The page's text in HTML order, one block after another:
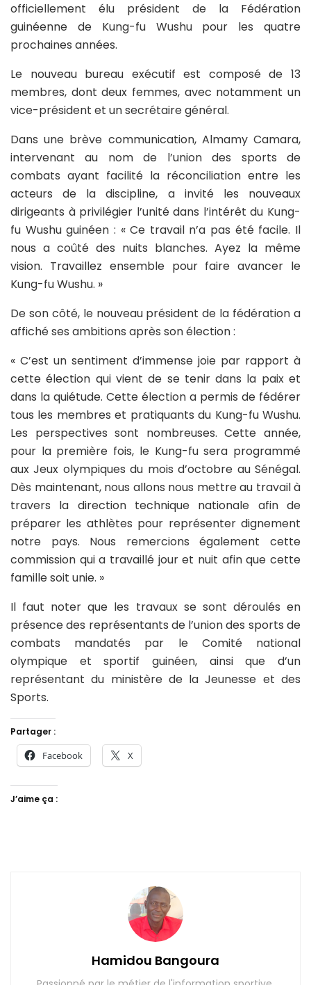
officiellement élu président de la Fédération
guinéenne de Kung-fu Wushu pour les quatre
prochaines années.
Le nouveau bureau exécutif est composé de 13
membres, dont deux femmes, avec notamment un
vice-président et un secrétaire général.
Dans une brève communication, Almamy Camara,
intervenant au nom de l’union des sports de
combats ayant facilité la réconciliation entre les
acteurs de la discipline, a invité les nouveaux
dirigeants à privilégier l’unité dans l’intérêt du Kung-
fu Wushu guinéen : « Ce travail n’a pas été facile. Il
nous a coûté des nuits blanches. Ayez la même
vision. Travaillez ensemble pour faire avancer le
Kung-fu Wushu. »
De son côté, le nouveau président de la fédération a
affiché ses ambitions après son élection :
« C’est un sentiment d’immense joie par rapport à
cette élection qui vient de se tenir dans la paix et
dans la quiétude. Cette élection a permis de fédérer
tous les membres et pratiquants du Kung-fu Wushu.
Les perspectives sont nombreuses. Cette année,
pour la première fois, le Kung-fu sera programmé
aux Jeux olympiques du mois d’octobre au Sénégal.
Dès maintenant, nous allons nous mettre au travail à
travers la direction technique nationale afin de
préparer les athlètes pour représenter dignement
notre pays. Nous remercions également cette
commission qui a travaillé jour et nuit afin que cette
famille soit unie. »
Il faut noter que les travaux se sont déroulés en
présence des représentants de l’union des sports de
combats mandatés par le Comité national
olympique et sportif guinéen, ainsi que d’un
représentant du ministère de la Jeunesse et des
Sports.
Partager :
Facebook X
J’aime ça :
Hamidou Bangoura